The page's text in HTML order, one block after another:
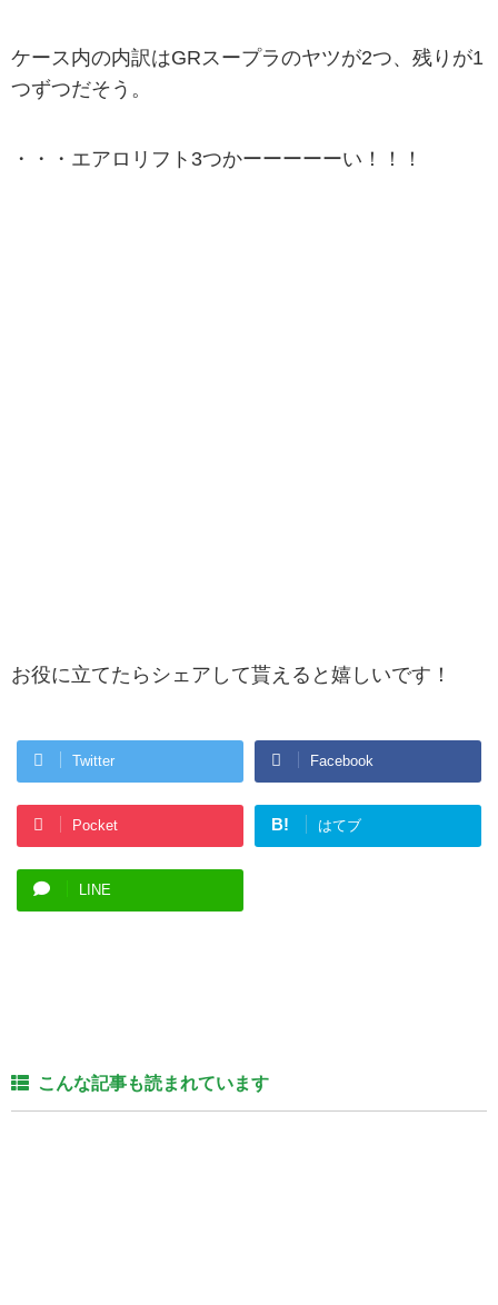
ケース内の内訳はGRスープラのヤツが2つ、残りが1
つずつだそう。
・・・エアロリフト3つかーーーーーい！！！
お役に立てたらシェアして貰えると嬉しいです！
Twitter Facebook
Pocket B! はてブ
LINE
こんな記事も読まれています